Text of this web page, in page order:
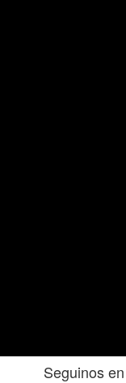
Seguinos